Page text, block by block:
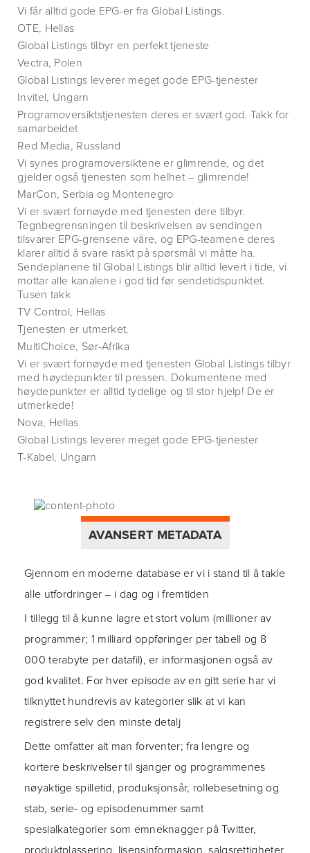
Vi får alltid gode EPG-er fra Global Listings.
OTE, Hellas
Global Listings tilbyr en perfekt tjeneste
Vectra, Polen
Global Listings leverer meget gode EPG-tjenester
Invitel, Ungarn
Programoversiktstjenesten deres er svært god. Takk for
samarbeidet
Red Media, Russland
Vi synes programoversiktene er glimrende, og det
gjelder også tjenesten som helhet – glimrende!
MarCon, Serbia og Montenegro
Vi er svært fornøyde med tjenesten dere tilbyr.
Tegnbegrensningen til beskrivelsen av sendingen
tilsvarer EPG-grensene våre, og EPG-teamene deres
klarer alltid å svare raskt på spørsmål vi måtte ha.
Sendeplanene til Global Listings blir alltid levert i tide, vi
mottar alle kanalene i god tid før sendetidspunktet.
Tusen takk
TV Control, Hellas
Tjenesten er utmerket.
MultiChoice, Sør-Afrika
Vi er svært fornøyde med tjenesten Global Listings tilbyr
med høydepunkter til pressen. Dokumentene med
høydepunkter er alltid tydelige og til stor hjelp! De er
utmerkede!
Nova, Hellas
Global Listings leverer meget gode EPG-tjenester
T-Kabel, Ungarn
AVANSERT METADATA
Gjennom en moderne database er vi i stand til å takle
alle utfordringer – i dag og i fremtiden
I tillegg til å kunne lagre et stort volum (millioner av
programmer; 1 milliard oppføringer per tabell og 8
000 terabyte per datafil), er informasjonen også av
god kvalitet. For hver episode av en gitt serie har vi
tilknyttet hundrevis av kategorier slik at vi kan
registrere selv den minste detalj
Dette omfatter alt man forventer; fra lengre og
kortere beskrivelser til sjanger og programmenes
nøyaktige spilletid, produksjonsår, rollebesetning og
stab, serie- og episodenummer samt
spesialkategorier som emneknagger på Twitter,
produktplassering, lisensinformasjon, salgsrettigheter